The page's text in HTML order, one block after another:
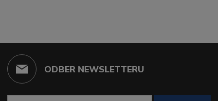
ODBER NEWSLETTERU